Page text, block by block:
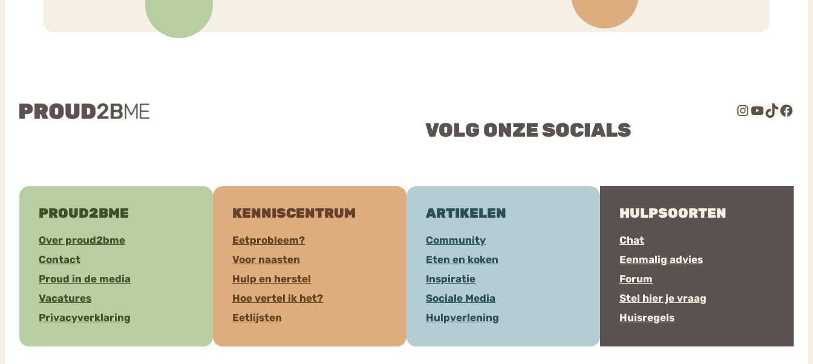
VOLG ONZE SOCIALS
Instagram YouTube TikTok Facebook
PROUD2BME
Over proud2bme
Contact
Proud in de media
Vacatures
Privacyverklaring
KENNISCENTRUM
Eetprobleem?
Voor naasten
Hulp en herstel
Hoe vertel ik het?
Eetlijsten
ARTIKELEN
Community
Eten en koken
Inspiratie
Sociale Media
Hulpverlening
HULPSOORTEN
Chat
Eenmalig advies
Forum
Stel hier je vraag
Huisregels